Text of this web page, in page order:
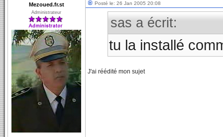
Mezoued.fr.st
Administrateur
Posté le: 26 Jan 2005 20:08
sas a écrit:
tu la installé
J'ai réédité mon sujet